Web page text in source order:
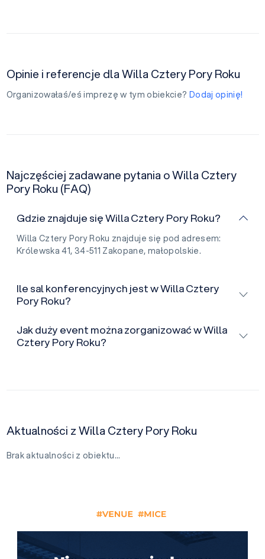
Opinie i referencje dla Willa Cztery Pory Roku
Organizowałaś/eś imprezę w tym obiekcie? Dodaj opinię!
Najczęściej zadawane pytania o Willa Cztery
Pory Roku (FAQ)
Gdzie znajduje się Willa Cztery Pory Roku?
Willa Cztery Pory Roku znajduje się pod adresem:
Królewska 41, 34-511 Zakopane, małopolskie.
Ile sal konferencyjnych jest w Willa Cztery
Pory Roku?
Jak duży event można zorganizować w Willa
Cztery Pory Roku?
Aktualności z Willa Cztery Pory Roku
Brak aktualności z obiektu…